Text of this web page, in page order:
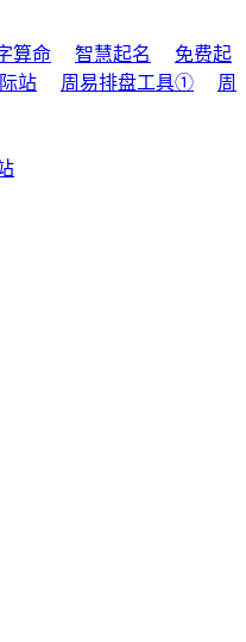
算命 智慧起名
免费起
站 周易排盘工具①
周